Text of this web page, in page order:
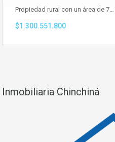
Propiedad rural con un área de 7…
$1.300.551.800
Inmobiliaria Chinchiná